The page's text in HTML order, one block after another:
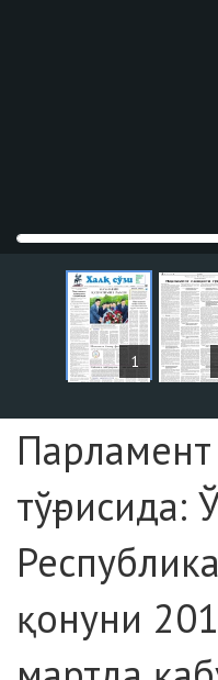
1
ARTICLES
Page №1
тўғрисида:
қонуни